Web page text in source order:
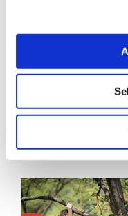
Deel dit
Gerelateerde
Praat jij